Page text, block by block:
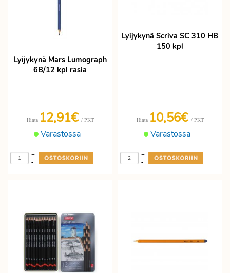
Lyijykynä Mars Lumograph
6B/12 kpl rasia
Varastossa
Hinta 12,91€ / PKT
-
+
Lyijykynä Scriva SC 310 HB
150 kpl
Varastossa
Hinta 10,56€ / PKT
-
+